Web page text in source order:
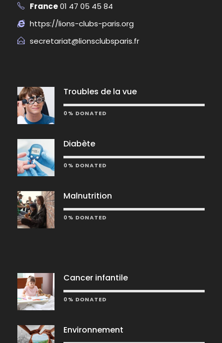
France01 47 05 45 84
https://lions-clubs-paris.org
secretariat@lionsclubsparis.fr
Troubles de la vue
0% DONATED
Diabète
0% DONATED
Malnutrition
0% DONATED
Cancer infantile
0% DONATED
Environnement